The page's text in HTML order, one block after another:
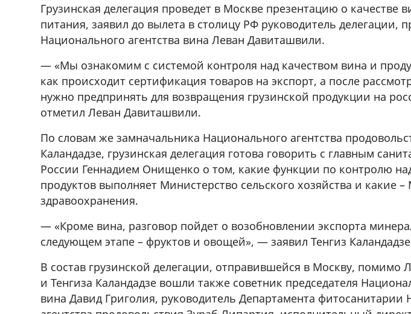
Грузинская делегация проведет в Москве презентацию о качестве
питания, заявил до вылета в столицу РФ руководитель делегации,
Национального агентства вина Леван Давиташвили.
— «Мы ознакомим с системой контроля над качеством вина и
как происходит сертификация товаров на экспорт, а после
нужно предпринять для возвращения грузинской продукции на
отметил Леван Давиташвили.
По словам же замначальника Национального агентства
Каландадзе, грузинская делегация готова говорить с главным
России Геннадием Онищенко о том, какие функции по контролю
продуктов выполняет Министерство сельского хозяйства и какие
здравоохранения.
— «Кроме вина, разговор пойдет о возобновлении экспорта
следующем этапе – фруктов и овощей», — заявил Тенгиз
В состав грузинской делегации, отправившейся в Москву, помимо
и Тенгиза Каландадзе вошли также советник председателя
вина Давид Григолия, руководитель Департамента фитосанитарии